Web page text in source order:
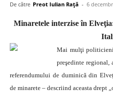
De către Preot Iulian Raţă - 6
Minaretele interzise în
Mai mulţi
preşedinte
referendumului de duminică din
de minarete – descriind aceasta drept